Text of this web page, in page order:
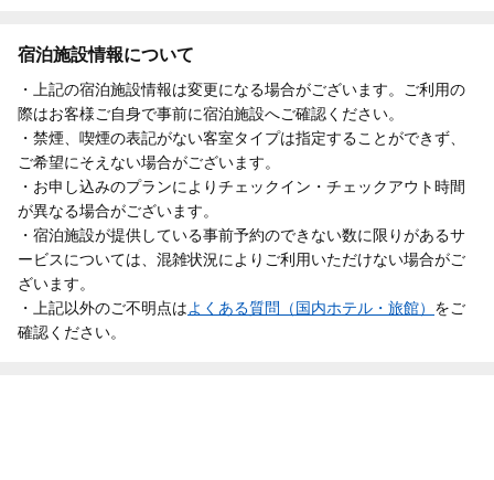
宿泊施設情報について
・上記の宿泊施設情報は変更になる場合がございます。ご利用の
際はお客様ご自身で事前に宿泊施設へご確認ください。
・禁煙、喫煙の表記がない客室タイプは指定することができず、
ご希望にそえない場合がございます。
・お申し込みのプランによりチェックイン・チェックアウト時間
が異なる場合がございます。
・宿泊施設が提供している事前予約のできない数に限りがあるサ
ービスについては、混雑状況によりご利用いただけない場合がご
ざいます。
・上記以外のご不明点はよくある質問（国内ホテル・旅館） をご
確認ください。